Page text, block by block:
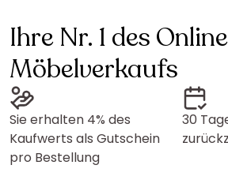
Ihre Nr. 1 des
Möbelverkaufs
Sie erhalten 4% des
Kaufwerts als Gutschein
pro Bestellung
30